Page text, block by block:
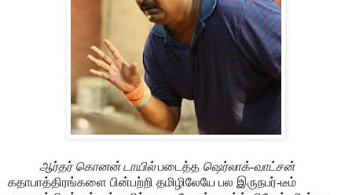
ஆர்தர் கொனன் டாயில்படைத்த ஷெர்லாக்-வாட்சன்
கதாபாத்திரங்களை பின்பற்றி தமிழிலேயே பல இருநபர்-டீம்